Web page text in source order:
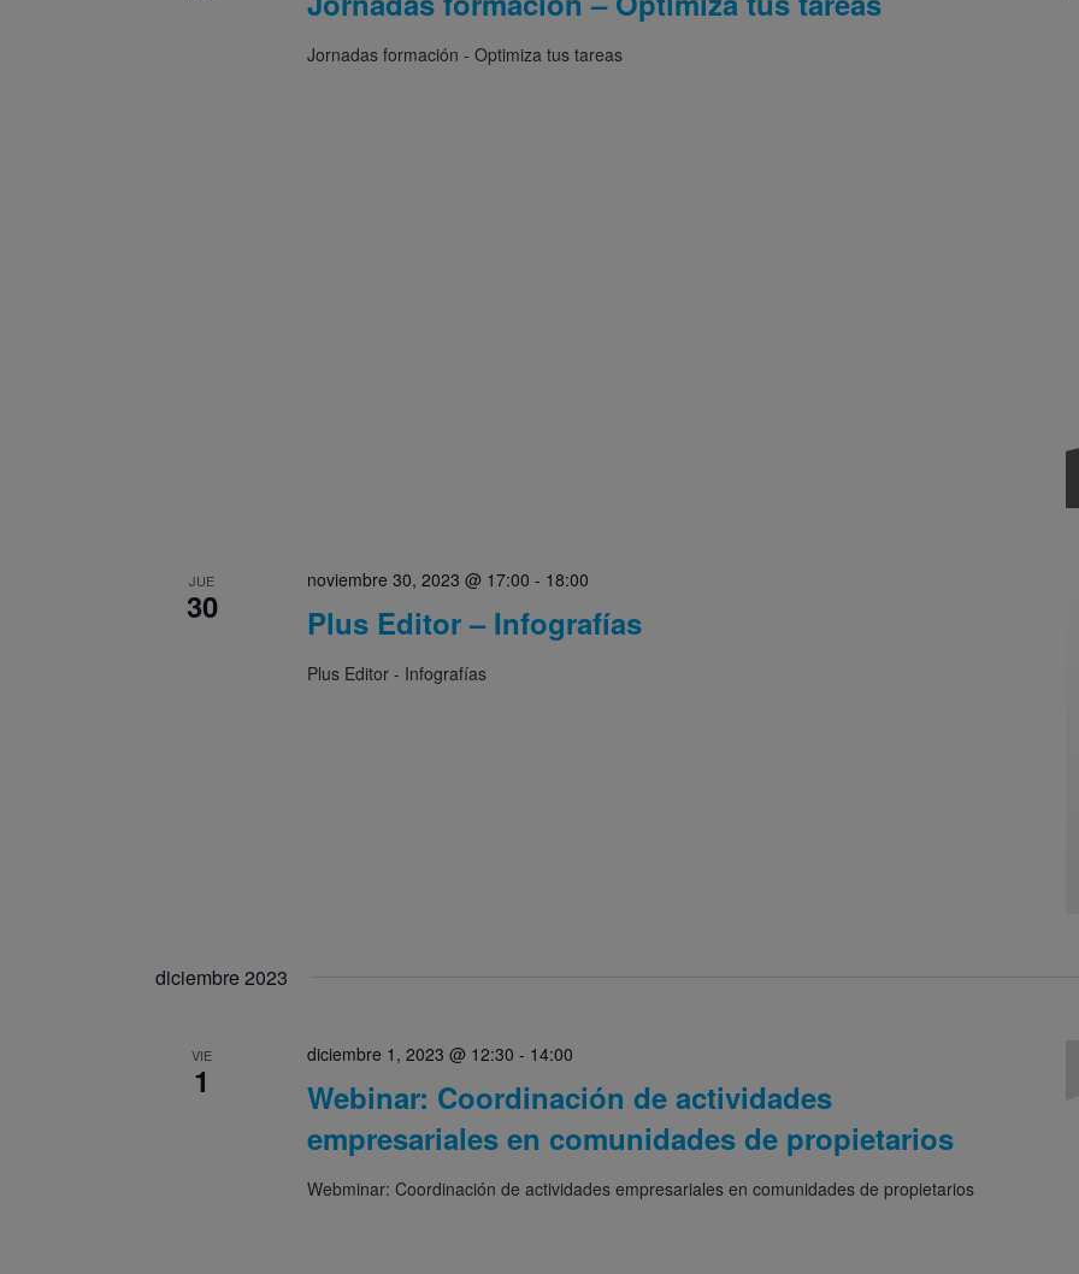
Jornadas formación - Optimiza tus tareas
JUE
30
noviembre 30, 2023 @ 17:00 - 18:00
Plus Editor – Infografías
Plus Editor - Infografías
diciembre 2023
VIE
1
diciembre 1, 2023 @ 12:30 - 14:00
Webinar: Coordinación de actividades
empresariales en comunidades de propietarios
Webminar: Coordinación de actividades empresariales en comunidades de propietarios